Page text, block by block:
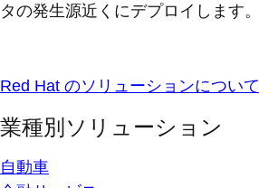
タの発生源近くにデプロイします。
Red Hat のソリューションについて
業種別ソリューション
自動車